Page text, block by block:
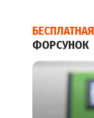
БЕСПЛАТНАЯ
ФОРСУНОК